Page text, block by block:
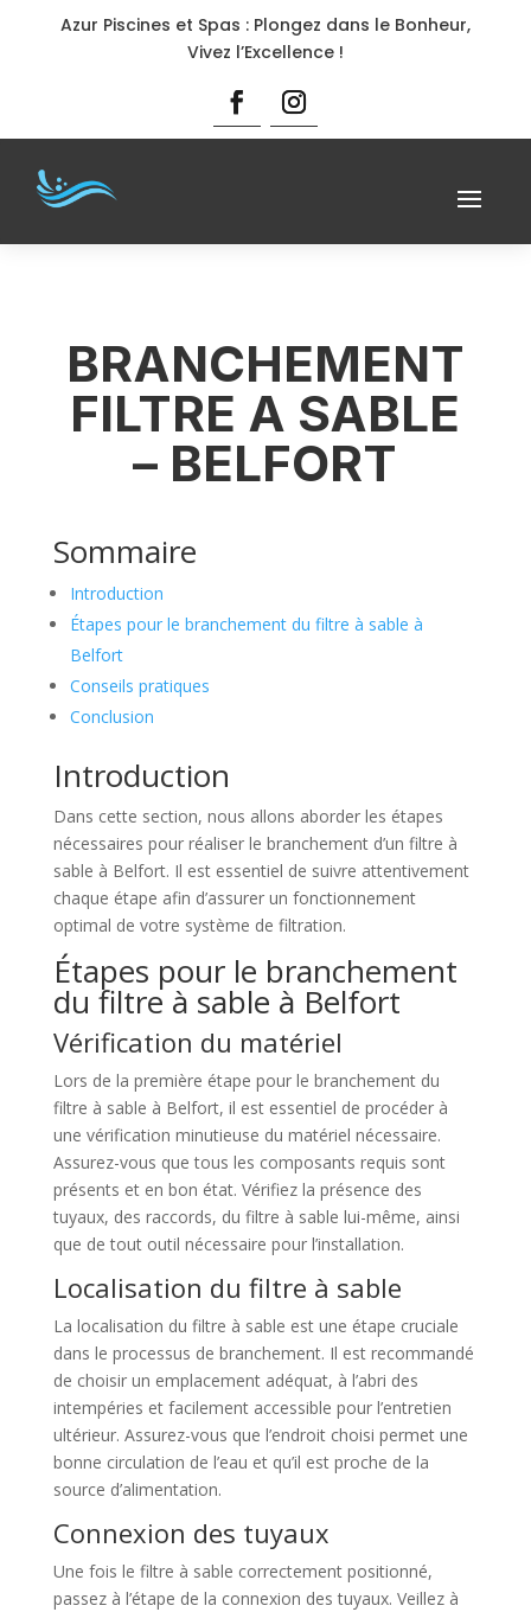
Azur Piscines et Spas : Plongez dans le Bonheur,
Vivez l’Excellence !
BRANCHEMENT
FILTRE A SABLE
– BELFORT
Sommaire
Introduction
Étapes pour le branchement du filtre à sable à
Belfort
Conseils pratiques
Conclusion
Introduction
Dans cette section, nous allons aborder les étapes
nécessaires pour réaliser le branchement d’un filtre à
sable à Belfort. Il est essentiel de suivre attentivement
chaque étape afin d’assurer un fonctionnement
optimal de votre système de filtration.
Étapes pour le branchement
du filtre à sable à Belfort
Vérification du matériel
Lors de la première étape pour le branchement du
filtre à sable à Belfort, il est essentiel de procéder à
une vérification minutieuse du matériel nécessaire.
Assurez-vous que tous les composants requis sont
présents et en bon état. Vérifiez la présence des
tuyaux, des raccords, du filtre à sable lui-même, ainsi
que de tout outil nécessaire pour l’installation.
Localisation du filtre à sable
La localisation du filtre à sable est une étape cruciale
dans le processus de branchement. Il est recommandé
de choisir un emplacement adéquat, à l’abri des
intempéries et facilement accessible pour l’entretien
ultérieur. Assurez-vous que l’endroit choisi permet une
bonne circulation de l’eau et qu’il est proche de la
source d’alimentation.
Connexion des tuyaux
Une fois le filtre à sable correctement positionné,
passez à l’étape de la connexion des tuyaux. Veillez à